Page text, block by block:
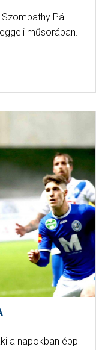
Pál
műsorában.
a napokban épp